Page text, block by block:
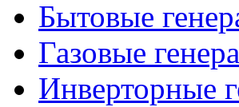
Бытовые
Газовые
Инверторные